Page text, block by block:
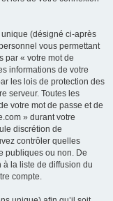
(désigné ci-après
vous permettant
par « votre mot de
informations de votre
les lois de protection des
serveur. Toutes les
votre mot de passe et de
» durant votre
discrétion de
contrôler quelles
publiques ou non. De
la liste de diffusion du
compte.